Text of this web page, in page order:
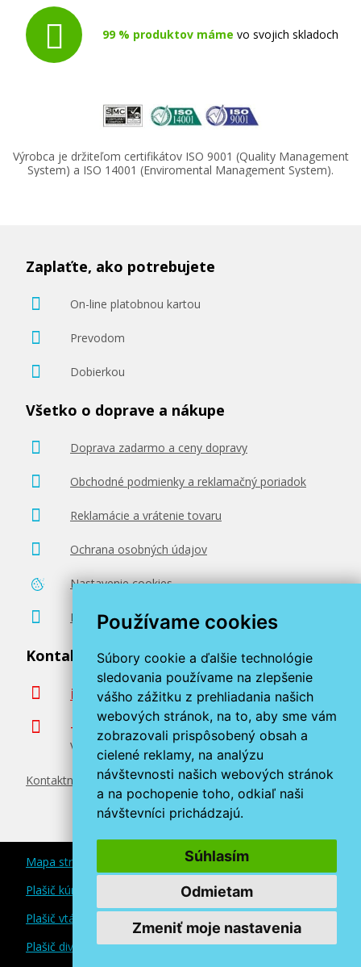
Používame cookies
Súbory cookie a ďalšie technológie
sledovania používame na zlepšenie
vášho zážitku z prehliadania našich
webových stránok, na to, aby sme vám
zobrazovali prispôsobený obsah a
cielené reklamy, na analýzu
návštevnosti našich webových stránok
a na pochopenie toho, odkiaľ naši
návštevníci prichádzajú.
Súhlasím
Odmietam
Zmeniť moje nastavenia
Originálna náplň Canon CLI-581 Y (Žltá)
Originálna náplň Canon CLI-581 PB (Foto
(Purpurová)
13,90 €
Pridať do košíka
Originálna náplň Canon CLI-581 C
(Azúrová)
Originálna náplň
99 % produktov máme vo svojich skladoch
Výrobca je držiteľom certifikátov ISO 9001 (Quality Management
System) a ISO 14001 (Enviromental Management System).
Zaplaťte, ako potrebujete
On-line platobnou kartou
Prevodom
Dobierkou
Všetko o doprave a nákupe
Doprava zadarmo a ceny dopravy
Obchodné podmienky a reklamačný poriadok
Reklamácie a vrátenie tovaru
Ochrana osobných údajov
Nastavenie cookies
Poradenstvo zadarmo
Kontaktujte nás
info@miroluk.sk
+420 377 222 313
Volajte v pracovné dni od 8. do 17. hod.
Kontaktné údaje
Mapa stránok
Plašič kún a myší
Plašič vtákov
Plašič divokej zveri